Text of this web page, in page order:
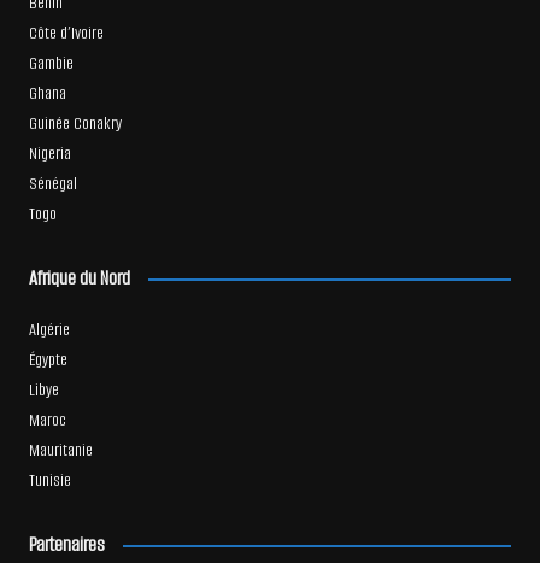
Côte d’Ivoire
Gambie
Ghana
Guinée Conakry
Nigeria
Sénégal
Togo
Afrique du Nord
Algérie
Égypte
Libye
Maroc
Mauritanie
Tunisie
Partenaires